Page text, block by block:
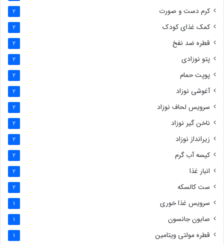
کرم دست و صورت
2
کمک غذای کودک 2
قطره ضد نفخ 2
پتو نوزادی 2
پوپت حمام 2
آغوشی نوزاد 2
سرویس لحاف نوزاد 2
ناخن گیر نوزاد 2
زیرانداز نوزاد 2
کیسه آب گرم 2
انبار غذا 2
ست کالسکه 2
سرویس غذا خوری 1
صابون جانسون 1
قطره مولتی ویتامین 1